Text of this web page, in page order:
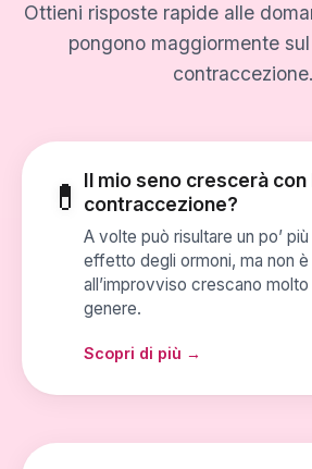
Ottieni risposte rapide alle
pongono maggiormente
contraccezione.
💊
Il mio seno crescerà con
contraccezione?
A volte può risultare un po’
effetto degli ormoni, ma non
all’improvviso crescano
genere.
Scopri di più →